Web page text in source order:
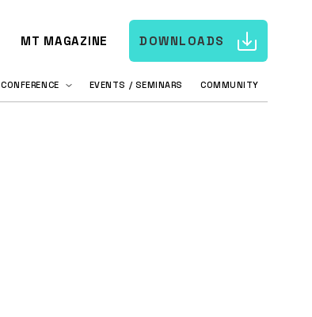
DOWNLOADS
MT MAGAZINE
CONFERENCE EVENTS / SEMINARS COMMUNITY